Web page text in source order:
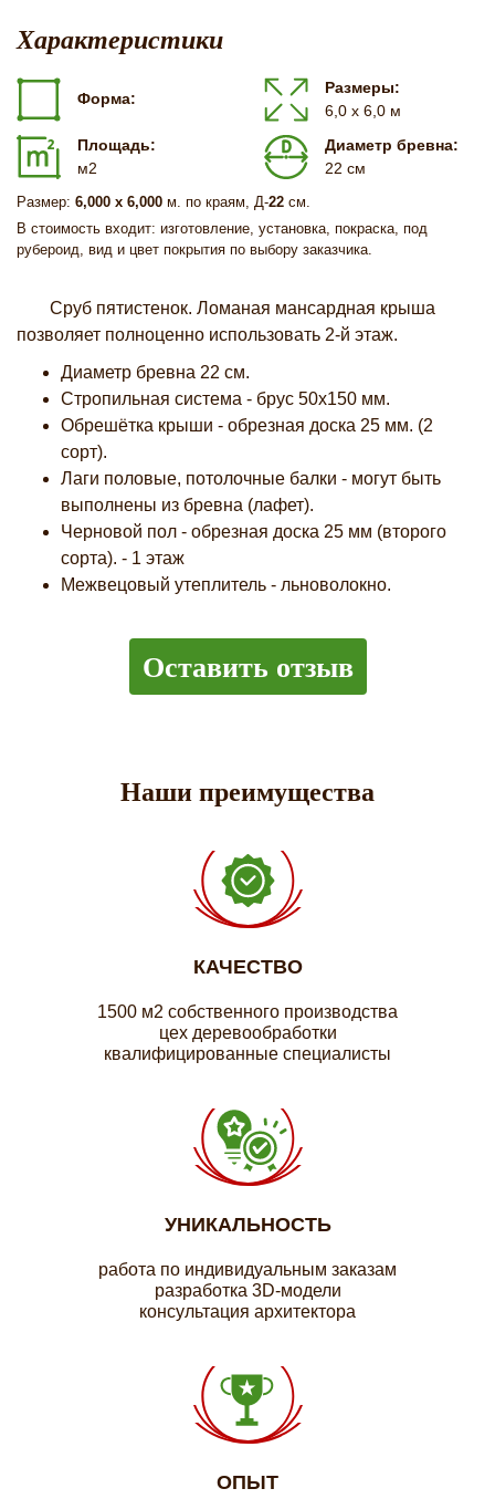
Характеристики
Форма:
Размеры:
6,0 х 6,0 м
Площадь:
м2
Диаметр бревна:
22 см
Размер: 6,000 х 6,000 м. по краям, Д-22 см.
В стоимость входит: изготовление, установка, покраска, под
рубероид, вид и цвет покрытия по выбору заказчика.
Сруб пятистенок. Ломаная мансардная крыша
позволяет полноценно использовать 2-й этаж.
Диаметр бревна 22 см.
Стропильная система - брус 50х150 мм.
Обрешётка крыши - обрезная доска 25 мм. (2
сорт).
Лаги половые, потолочные балки - могут быть
выполнены из бревна (лафет).
Черновой пол - обрезная доска 25 мм (второго
сорта). - 1 этаж
Межвецовый утеплитель - льноволокно.
Оставить отзыв
Наши преимущества
КАЧЕСТВО
1500 м2 собственного производства
цех деревообработки
квалифицированные специалисты
УНИКАЛЬНОСТЬ
работа по индивидуальным заказам
разработка 3D-модели
консультация архитектора
ОПЫТ